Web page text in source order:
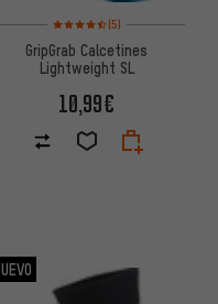
en 5 reseñas
Valoración media: 4,5 de 5
(5)
GripGrab Calcetines
Lightweight SL
10,99€